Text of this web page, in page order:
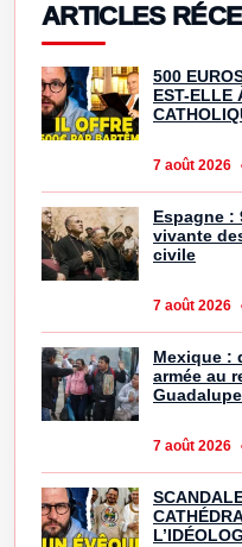
ARTICLES
500
EST-ELLE
7 août 2026
Espagne :
vivante
civile
7 août 2026
Mexique :
armée au
Guadalupe
7 août 2026